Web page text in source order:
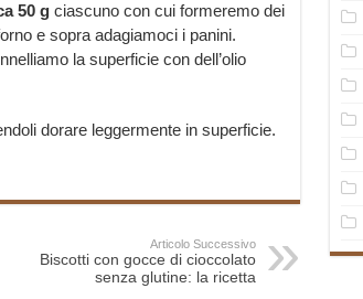
50 gciascuno con cui formeremo dei
e sopra adagiamoci i panini.
la superficie con dell’olio
dorare leggermente in superficie.
Articolo Successivo
Biscotti con gocce di cioccolato
senza glutine: la ricetta